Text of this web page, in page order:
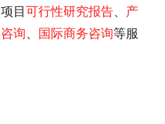
目可行性研究报告、 产
询、 国际商务咨询等服